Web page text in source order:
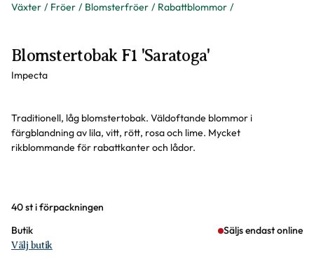
Växter Fröer Blomsterfröer Rabattblommor
Blomstertobak F1 'Saratoga'
Impecta
Traditionell, låg blomstertobak. Väldoftande blommor i
färgblandning av lila, vitt, rött, rosa och lime. Mycket
rikblommande för rabattkanter och lådor.
Varianter
40 st i förpackningen
Butik
Säljs endast online
Välj butik